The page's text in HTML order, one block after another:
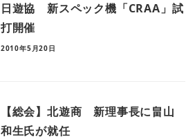
日遊協 新スペック機「CRAA」試
打開催
2010年5月20日
【総会】北遊商 新理事長に畠山
和生氏が就任